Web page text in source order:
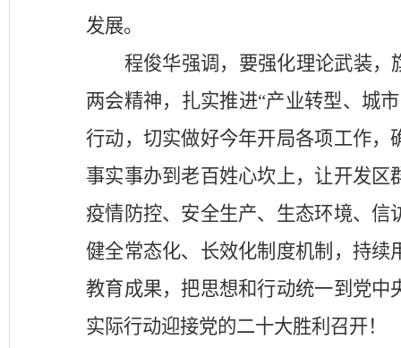
发展。
程俊华强调，要强化理论武装，
两会精神，扎实推进“产业转型、城
行动，切实做好今年开局各项工作
事实事办到老百姓心坎上，让开发
疫情防控、安全生产、生态环境、
健全常态化、长效化制度机制，持
教育成果，把思想和行动统一到党
实际行动迎接党的二十大胜利召开！